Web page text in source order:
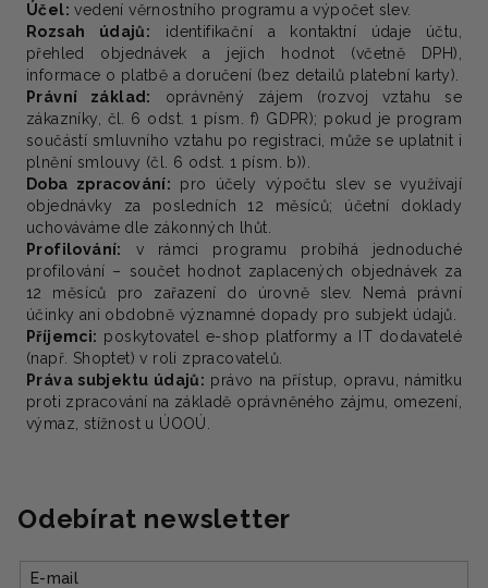
Účel: vedení věrnostního programu a výpočet slev.
Rozsah údajů: identifikační a kontaktní údaje účtu,
přehled objednávek a jejich hodnot (včetně DPH),
informace o platbě a doručení (bez detailů platební karty).
Právní základ:
oprávněný zájem (rozvoj vztahu se
zákazníky, čl. 6 odst. 1 písm. f) GDPR); pokud je program
součástí smluvního vztahu po registraci, může se uplatnit i
plnění smlouvy (čl. 6 odst. 1 písm. b)).
Doba zpracování: pro účely výpočtu slev se využívají
objednávky za posledních 12 měsíců; účetní doklady
uchováváme dle zákonných lhůt.
Profilování:
v rámci programu probíhá jednoduché
profilování – součet hodnot zaplacených objednávek za
12 měsíců pro zařazení do úrovně slev. Nemá právní
účinky ani obdobně významné dopady pro subjekt údajů.
Příjemci: poskytovatel e-shop platformy a IT dodavatelé
(např. Shoptet) v roli zpracovatelů.
Práva subjektu údajů: právo na přístup, opravu, námitku
proti zpracování na základě oprávněného zájmu, omezení,
výmaz, stížnost u ÚOOÚ.
Odebírat newsletter
E-mail